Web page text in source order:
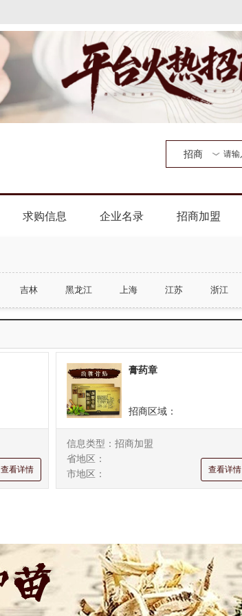
招商
求购信息 企业名录 招商加盟
吉林 黑龙江 上海 江苏 浙江
重庆市 四川 贵州 云南 西藏
查看详情
膏药章
招商区域：
信息类型：招商加盟
省地区：
市地区：
查看详情